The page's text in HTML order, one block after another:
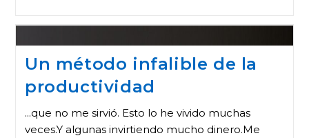
Un método infalible de la
productividad
...que no me sirvió. Esto lo he vivido muchas
veces.Y algunas invirtiendo mucho dinero.Me